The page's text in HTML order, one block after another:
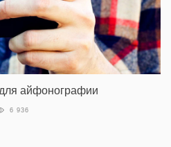
айфонографии
6 936